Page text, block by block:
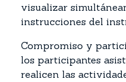
visualizar
instrucciones del
Compromiso y
los participantes
realicen las